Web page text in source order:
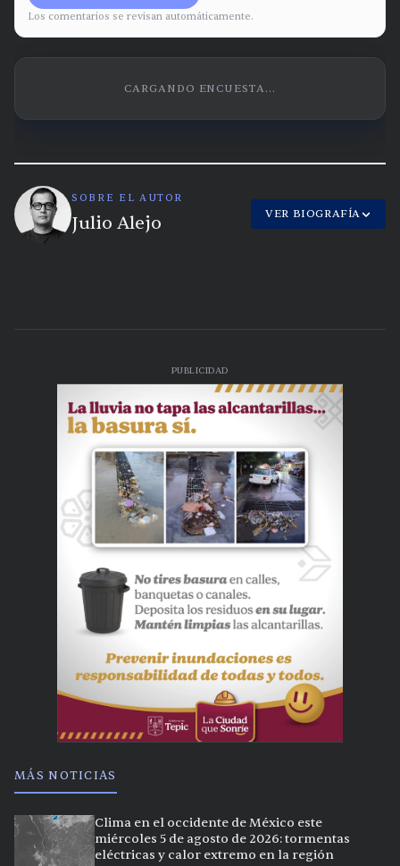
Los comentarios se revisan automáticamente.
CARGANDO ENCUESTA...
SOBRE EL AUTOR
Julio Alejo VER BIOGRAFÍA
PUBLICIDAD
MÁS NOTICIAS
Clima en el occidente de México este
miércoles 5 de agosto de 2026: tormentas
eléctricas y calor extremo en la región